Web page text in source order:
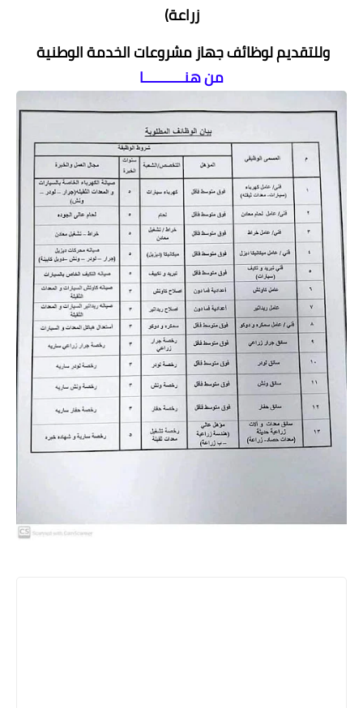
زراعة)
وللتقديم لوظائف جهاز مشروعات الخدمة الوطنية
من هنــــــــــا